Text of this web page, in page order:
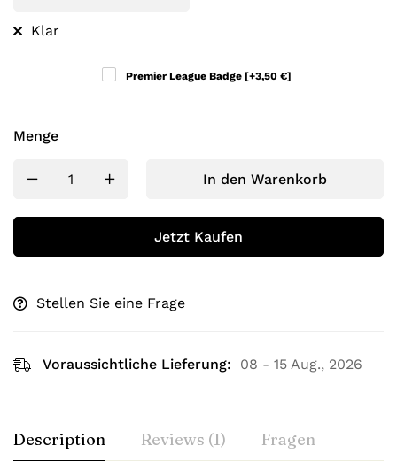
Klar
Premier League Badge [+3,50 €]
Menge
In den Warenkorb
Jetzt Kaufen
Stellen Sie eine Frage
Voraussichtliche Lieferung: 08 - 15 Aug., 2026
Description Reviews (1) Fragen